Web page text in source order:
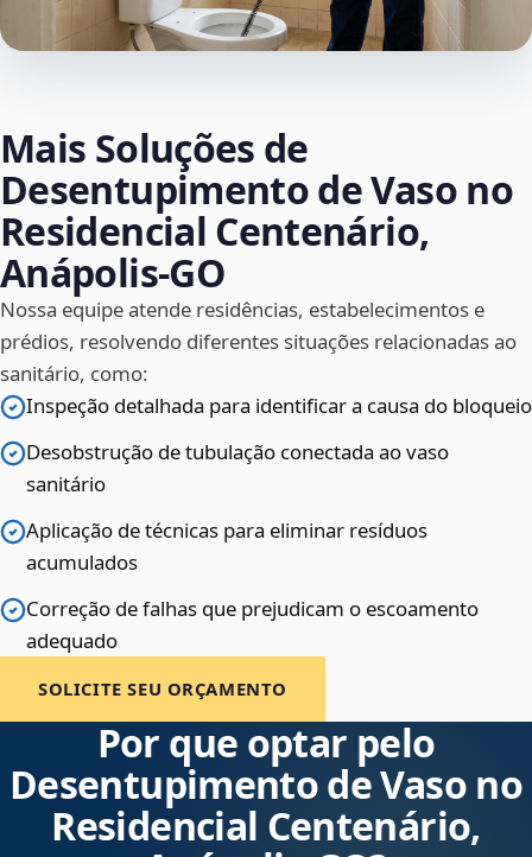
Mais Soluções de
Desentupimento de Vaso no
Residencial Centenário,
Anápolis‑GO
Nossa equipe atende residências, estabelecimentos e
prédios, resolvendo diferentes situações relacionadas ao
sanitário, como:
Inspeção detalhada para identificar a causa do bloqueio
Desobstrução de tubulação conectada ao vaso
sanitário
Aplicação de técnicas para eliminar resíduos
acumulados
Correção de falhas que prejudicam o escoamento
adequado
SOLICITE SEU ORÇAMENTO
Por que optar pelo
Desentupimento de Vaso no
Residencial Centenário,